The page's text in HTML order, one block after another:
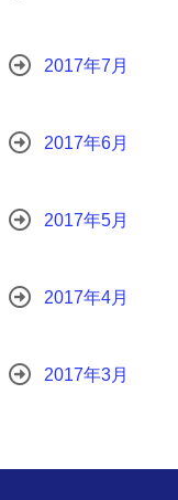
2017年7月
2017年6月
2017年5月
2017年4月
2017年3月